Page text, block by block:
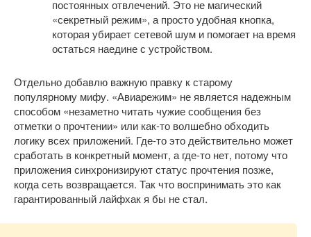
постоянных отвлечений. Это не магический
«секретный режим», а просто удобная кнопка,
которая убирает сетевой шум и помогает на время
остаться наедине с устройством.
Отдельно добавлю важную правку к старому
популярному мифу. «Авиарежим» не является надежным
способом «незаметно читать чужие сообщения без
отметки о прочтении» или как-то волшебно обходить
логику всех приложений. Где-то это действительно может
сработать в конкретный момент, а где-то нет, потому что
приложения синхронизируют статус прочтения позже,
когда сеть возвращается. Так что воспринимать это как
гарантированный лайфхак я бы не стал.